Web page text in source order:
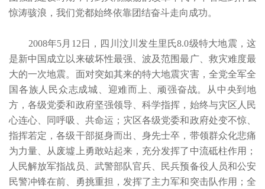
惊涛骇浪，我们党都始终依靠团结奋斗走向成功。
2008年5月12日，四川汶川发生里氏8.0级特大地震，这
是新中国成立以来破坏性最强、波及范围最广、救灾难度最
大的一次地震。面对突如其来的特大地震灾害，全党全军全
国各族人民众志成城、迎难而上、顽强奋战。从中央到地
方，各级党委和政府坚强领导、科学指挥，始终与灾区人民
心连心、同呼吸、共命运；灾区各级党委和政府处变不惊、
指挥若定，各级干部挺身而出、身先士卒，带领群众化悲痛
为力量、从废墟上勇敢站起来，充分发挥了中流砥柱作用；
人民解放军指战员、武警部队官兵、民兵预备役人员和公安
民警冲锋在前、勇挑重担，发挥了主力军和突击队作用；全